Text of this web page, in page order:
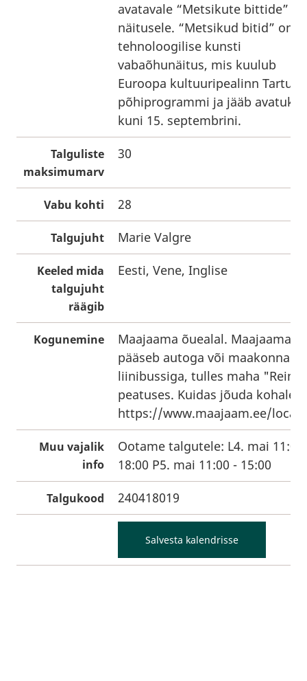
avatavale “Metsikute bittide”
näitusele. “Metsikud bitid” on
tehnoloogilise kunsti
vabaõhunäitus, mis kuulub
Euroopa kultuuripealinn Tartu
põhiprogrammi ja jääb avatuks
kuni 15. septembrini.
Talguliste
maksimumarv
30
Vabu kohti 28
Talgujuht Marie Valgre
Keeled mida
talgujuht
räägib
Eesti, Vene, Inglise
Kogunemine
Maajaama õuealal. Maajaama
pääseb autoga või maakonna
liinibussiga, tulles maha
peatuses. Kuidas jõuda kohale:
https://www.maajaam.ee/
Muu vajalik
info
Ootame talgutele: L4. mai 11:00
18:00 P5. mai 11:00 - 15:00
Talgukood 240418019
Salvesta kalendrisse